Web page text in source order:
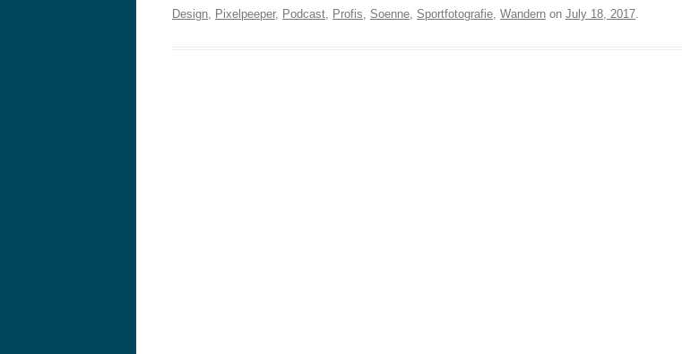
Design, Pixelpeeper, Podcast, Profis, Soenne, Sportfotografie, Wandern on July 18, 2017.